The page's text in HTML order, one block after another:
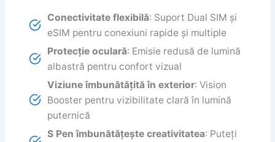
Conectivitate flexibilă: Suport Dual SIM și
eSIM pentru conexiuni rapide și multiple
Protecție oculară: Emisie redusă de lumină
albastră pentru confort vizual
Viziune îmbunătățită în exterior: Vision
Booster pentru vizibilitate clară în lumină
puternică
S Pen îmbunătățește creativitatea: Puteți